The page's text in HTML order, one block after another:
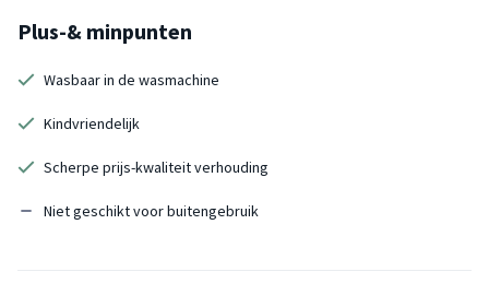
Plus-& minpunten
Wasbaar in de wasmachine
Kindvriendelijk
Scherpe prijs-kwaliteit verhouding
Niet geschikt voor buitengebruik